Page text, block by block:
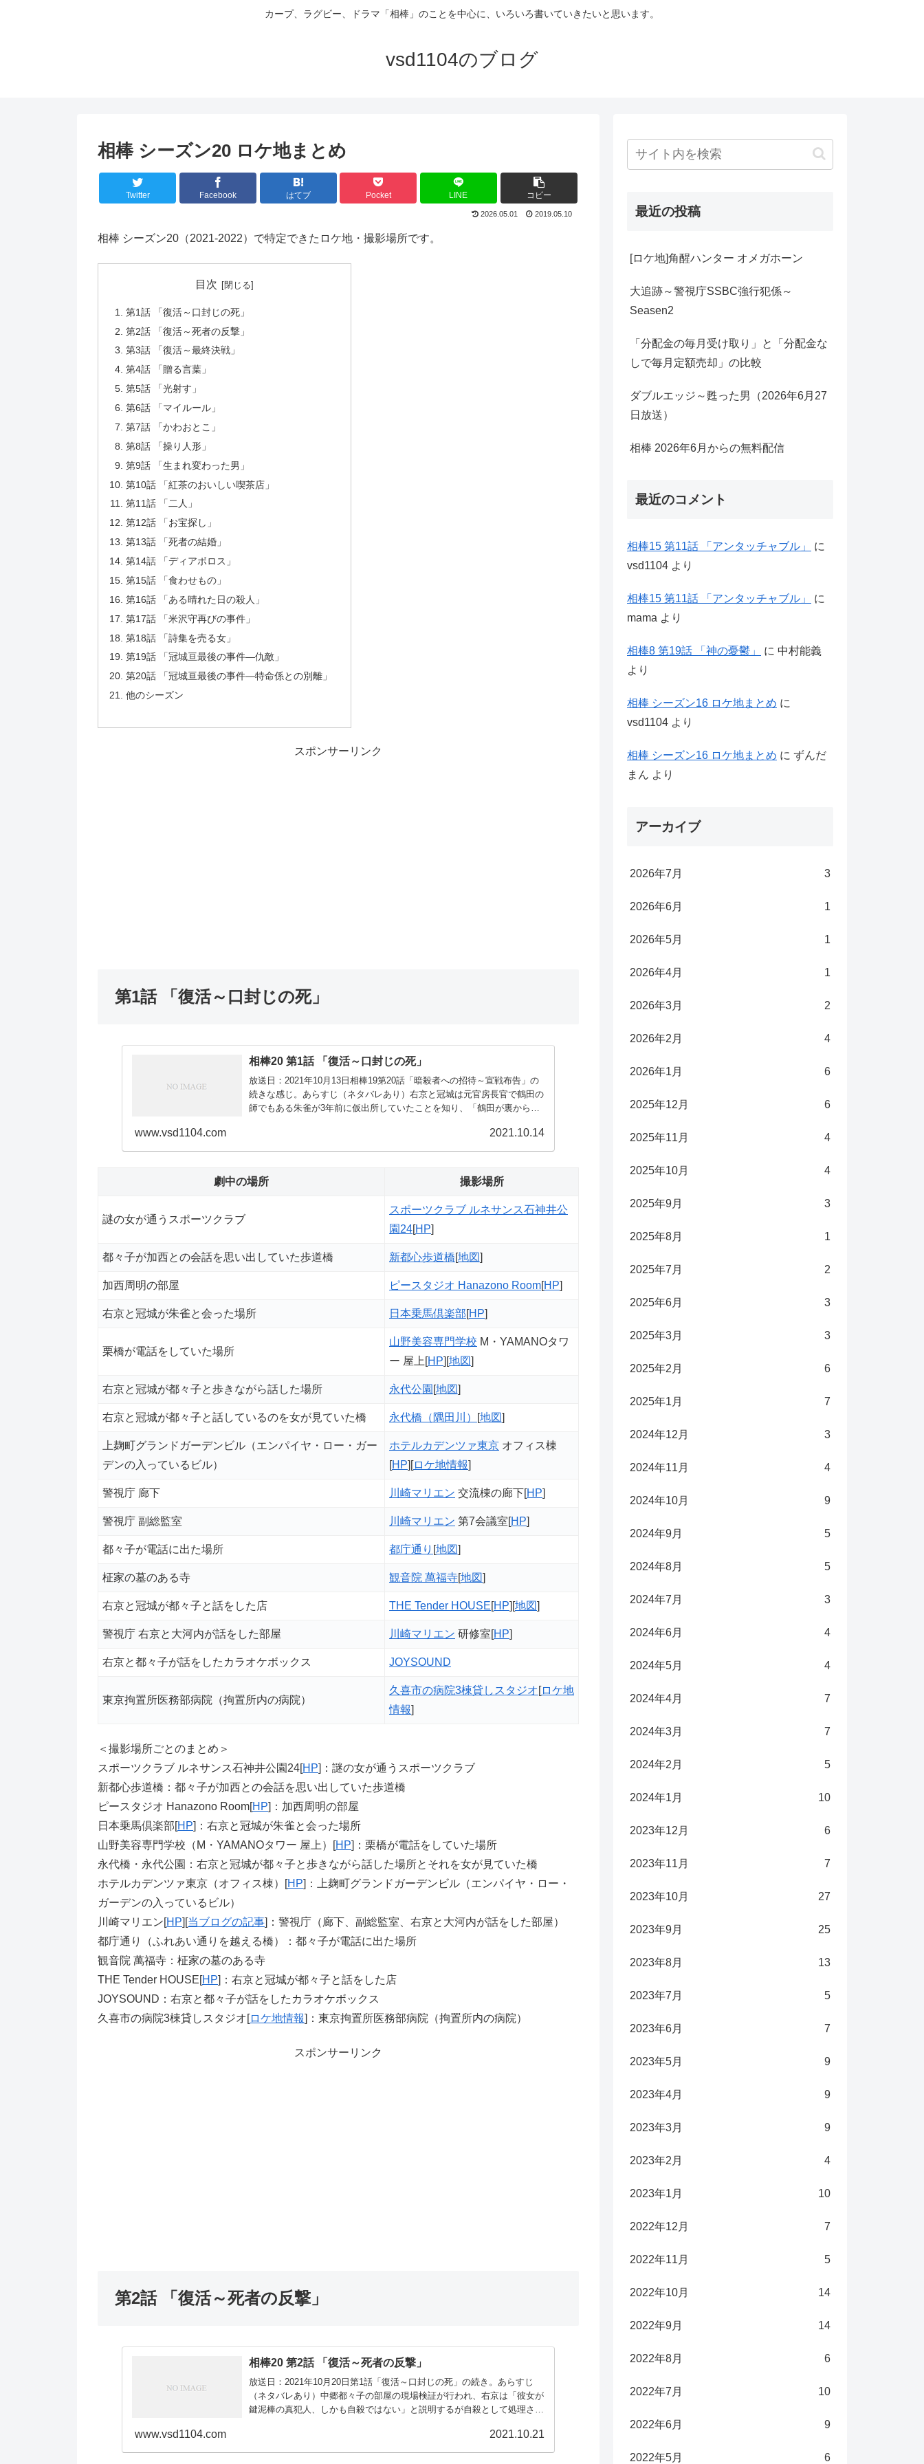
カープ、ラグビー、ドラマ「相棒」のことを中心に、いろいろ書いていきたいと思います。
vsd1104のブログ
相棒 シーズン20 ロケ地まとめ
Twitter Facebook はてブ Pocket LINE コピー
2026.05.01 2019.05.10
相棒 シーズン20（2021-2022）で特定できたロケ地・撮影場所です。
目次
第1話 「復活～口封じの死」
第2話 「復活～死者の反撃」
第3話 「復活～最終決戦」
第4話 「贈る言葉」
第5話 「光射す」
第6話 「マイルール」
第7話 「かわおとこ」
第8話 「操り人形」
第9話 「生まれ変わった男」
第10話 「紅茶のおいしい喫茶店」
第11話 「二人」
第12話 「お宝探し」
第13話 「死者の結婚」
第14話 「ディアボロス」
第15話 「食わせもの」
第16話 「ある晴れた日の殺人」
第17話 「米沢守再びの事件」
第18話 「詩集を売る女」
第19話 「冠城亘最後の事件―仇敵」
第20話 「冠城亘最後の事件―特命係との別離」
他のシーズン
スポンサーリンク
第1話 「復活～口封じの死」
相棒20 第1話 「復活～口封じの死」
放送日：2021年10月13日相棒19第20話「暗殺者への招待～宣戦布告」の
続きな感じ。あらすじ（ネタバレあり）右京と冠城は元官房長官で鶴田の
師でもある朱雀が3年前に仮出所していたことを知り、「鶴田が裏から手
www.vsd1104.com 2021.10.14
劇中の場所 撮影場所
謎の女が通うスポーツクラブ
スポーツクラブ ルネサンス石神井公
園24[HP]
都々子が加西との会話を思い出していた歩道橋 新都心歩道橋[地図]
加西周明の部屋 ピースタジオ Hanazono Room[HP]
右京と冠城が朱雀と会った場所 日本乗馬倶楽部[HP]
栗橋が電話をしていた場所
山野美容専門学校 M・YAMANOタワ
ー 屋上[HP][地図]
右京と冠城が都々子と歩きながら話した場所 永代公園 [地図]
右京と冠城が都々子と話しているのを女が見ていた橋 永代橋（隅田川） [地図]
上麹町グランドガーデンビル（エンパイヤ・ロー・ガー
デンの入っているビル）
ホテルカデンツァ東京 オフィス棟
[HP][ロケ地情報]
警視庁 廊下 川崎マリエン 交流棟の廊下[HP]
警視庁 副総監室 川崎マリエン 第7会議室[HP]
都々子が電話に出た場所 都庁通り [地図]
柾家の墓のある寺 観音院 萬福寺[地図]
右京と冠城が都々子と話をした店 THE Tender HOUSE[HP][地図]
警視庁 右京と大河内が話をした部屋 川崎マリエン 研修室[HP]
右京と都々子が話をしたカラオケボックス JOYSOUND
東京拘置所医務部病院（拘置所内の病院）
久喜市の病院3棟貸しスタジオ[ロケ地
情報]
＜撮影場所ごとのまとめ＞
スポーツクラブ ルネサンス石神井公園24[HP]：謎の女が通うスポーツクラブ
新都心歩道橋：都々子が加西との会話を思い出していた歩道橋
ピースタジオ Hanazono Room[HP]：加西周明の部屋
日本乗馬倶楽部[HP]：右京と冠城が朱雀と会った場所
山野美容専門学校（M・YAMANOタワー 屋上）[HP]：栗橋が電話をしていた場所
永代橋・永代公園：右京と冠城が都々子と歩きながら話した場所とそれを女が見ていた橋
ホテルカデンツァ東京（オフィス棟）[HP]：上麹町グランドガーデンビル（エンパイヤ・ロー・
ガーデンの入っているビル）
川崎マリエン[HP][当ブログの記事]：警視庁（廊下、副総監室、右京と大河内が話をした部屋）
都庁通り（ふれあい通りを越える橋）：都々子が電話に出た場所
観音院 萬福寺：柾家の墓のある寺
THE Tender HOUSE[HP]：右京と冠城が都々子と話をした店
JOYSOUND：右京と都々子が話をしたカラオケボックス
久喜市の病院3棟貸しスタジオ[ロケ地情報]：東京拘置所医務部病院（拘置所内の病院）
スポンサーリンク
第2話 「復活～死者の反撃」
相棒20 第2話 「復活～死者の反撃」
放送日：2021年10月20日第1話「復活～口封じの死」の続き。あらすじ
（ネタバレあり）中郷都々子の部屋の現場検証が行われ、右京は「彼女が
鍵泥棒の真犯人、しかも自殺ではない」と説明するが自殺として処理され
www.vsd1104.com 2021.10.21
最近の投稿
[ロケ地]角醒ハンター オメガホーン
大追跡～警視庁SSBC強行犯係～
Seasen2
「分配金の毎月受け取り」と「分配金な
しで毎月定額売却」の比較
ダブルエッジ～甦った男（2026年6月27
日放送）
相棒 2026年6月からの無料配信
最近のコメント
相棒15 第11話 「アンタッチャブル」
に
vsd1104 より
相棒15 第11話 「アンタッチャブル」
に
mama より
相棒8 第19話 「神の憂鬱」 に 中村能義
より
相棒 シーズン16 ロケ地まとめ に
vsd1104 より
相棒 シーズン16 ロケ地まとめ に ずんだ
まん より
アーカイブ
2026年7月 3
2026年6月 1
2026年5月 1
2026年4月 1
2026年3月 2
2026年2月 4
2026年1月 6
2025年12月 6
2025年11月 4
2025年10月 4
2025年9月 3
2025年8月 1
2025年7月 2
2025年6月 3
2025年3月 3
2025年2月 6
2025年1月 7
2024年12月 3
2024年11月 4
2024年10月 9
2024年9月 5
2024年8月 5
2024年7月 3
2024年6月 4
2024年5月 4
2024年4月 7
2024年3月 7
2024年2月 5
2024年1月 10
2023年12月 6
2023年11月 7
2023年10月 27
2023年9月 25
2023年8月 13
2023年7月 5
2023年6月 7
2023年5月 9
2023年4月 9
2023年3月 9
2023年2月 4
2023年1月 10
2022年12月 7
2022年11月 5
2022年10月 14
2022年9月 14
2022年8月 6
2022年7月 10
2022年6月 9
2022年5月 6